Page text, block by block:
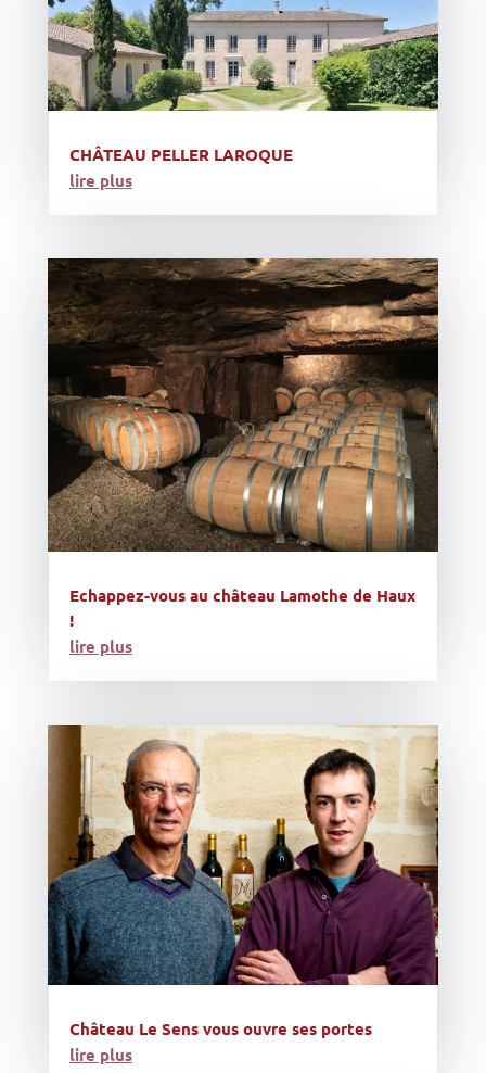
CHÂTEAU PELLER LAROQUE
lire plus
Echappez-vous au château Lamothe de Haux
!
lire plus
Château Le Sens vous ouvre ses portes
lire plus